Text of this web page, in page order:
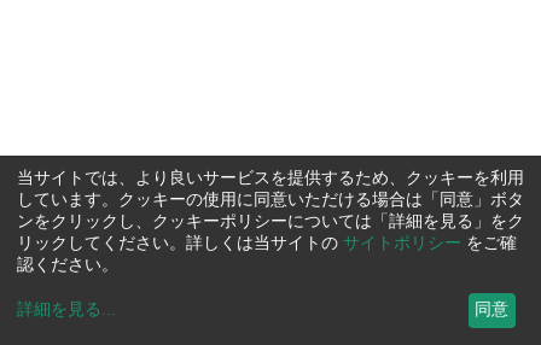
当サイトでは、より良いサービスを提供するため、クッキーを利用
しています。クッキーの使用に同意いただける場合は「同意」ボタ
ンをクリックし、クッキーポリシーについては「詳細を見る」をク
リックしてください。詳しくは当サイトの サイトポリシー をご確
認ください。
詳細を見る ... 同意